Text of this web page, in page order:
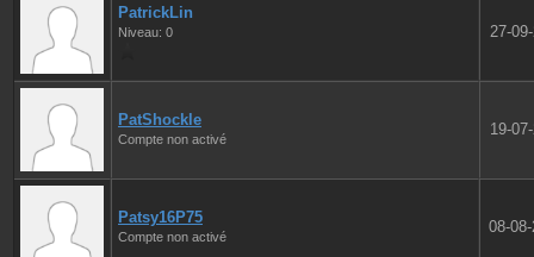
PatrickLin
Niveau: 0 27-
PatShockle
Compte non activé
19-
Patsy16P75
Compte non activé
08-